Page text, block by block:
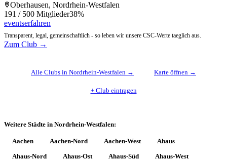
Oberhausen, Nordrhein-Westfalen
191 / 500 Mitglieder38%
eventserfahren
Transparent, legal, gemeinschaftlich - so leben wir unsere CSC-Werte taeglich aus.
Zum Club →
Alle Clubs in Nordrhein-Westfalen → Karte öffnen →
+ Club eintragen
Weitere Städte in Nordrhein-Westfalen:
Aachen Aachen-Nord Aachen-West
Ahaus
Ahaus-Nord
Ahaus-Ost Ahaus-Süd Ahaus-West